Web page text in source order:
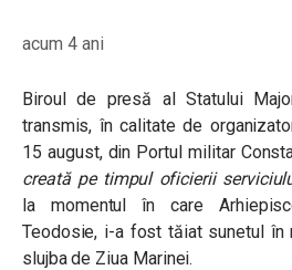
acum 4 ani
Biroul de presă al Statului
transmis, în calitate de
15 august, din Portul militar
creată pe timpul oficierii
la momentul în care
Teodosie, i-a fost tăiat sunetul în
slujba de Ziua Marinei.